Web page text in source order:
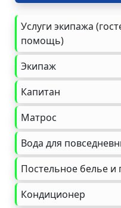
Услуги экипажа
помощь)
Экипаж
Капитан
Матрос
Вода для
Постельное белье и
Кондиционер